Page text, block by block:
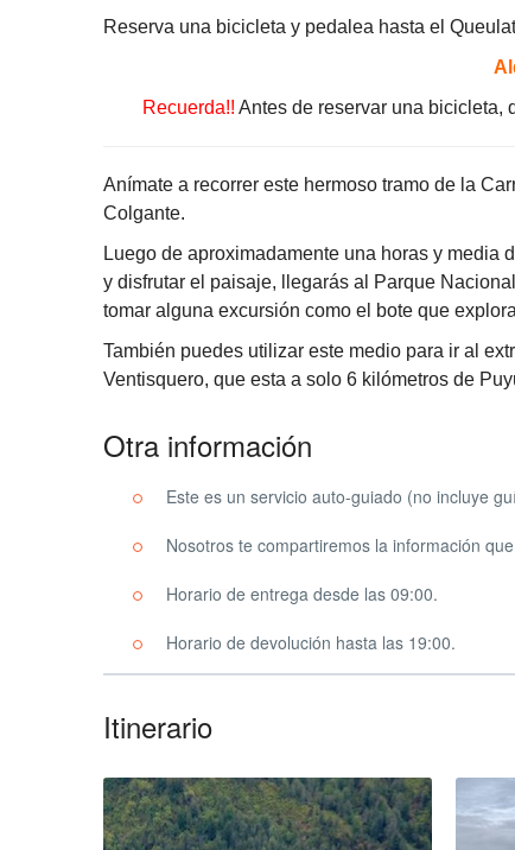
Reserva una bicicleta y pedalea hasta el
Recuerda!! Antes de reservar una bicicleta,
Anímate a recorrer este hermoso tramo de la
Colgante.
Luego de aproximadamente una horas y media
y disfrutar el paisaje, llegarás al Parque
tomar alguna excursión como el bote que
También puedes utilizar este medio para ir al
Ventisquero, que esta a solo 6 kilómetros de
Otra información
Este es un servicio auto-guiado (no incluye
Nosotros te compartiremos la información
Horario de entrega desde las 09:00.
Horario de devolución hasta las 19:00.
Itinerario